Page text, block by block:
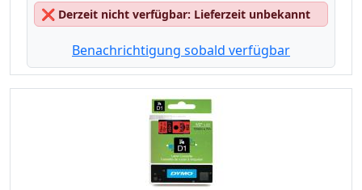
❌ Derzeit nicht verfügbar: Lieferzeit unbekannt
Benachrichtigung sobald verfügbar